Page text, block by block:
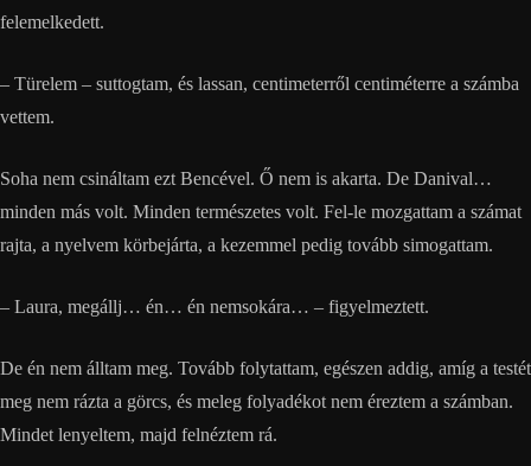
felemelkedett.
– Türelem – suttogtam, és lassan, centimeterről centiméterre a számba
vettem.
Soha nem csináltam ezt Bencével. Ő nem is akarta. De Danival…
minden más volt. Minden természetes volt. Fel-le mozgattam a számat
rajta, a nyelvem körbejárta, a kezemmel pedig tovább simogattam.
– Laura, megállj… én… én nemsokára… – figyelmeztett.
De én nem álltam meg. Tovább folytattam, egészen addig, amíg a testét
meg nem rázta a görcs, és meleg folyadékot nem éreztem a számban.
Mindet lenyeltem, majd felnéztem rá.